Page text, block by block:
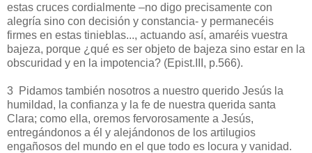
estas cruces cordialmente –no digo precisamente con
alegría sino con decisión y constancia- y permanecéis
firmes en estas tinieblas..., actuando así, amaréis vuestra
bajeza, porque ¿qué es ser objeto de bajeza sino estar en la
obscuridad y en la impotencia? (Epist.III, p.566).
3 Pidamos también nosotros a nuestro querido Jesús la
humildad, la confianza y la fe de nuestra querida santa
Clara; como ella, oremos fervorosamente a Jesús,
entregándonos a él y alejándonos de los artilugios
engañosos del mundo en el que todo es locura y vanidad.